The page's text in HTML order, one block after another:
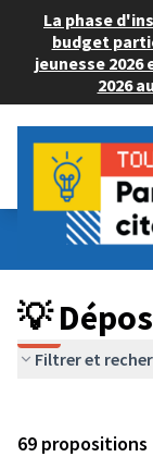
La phase
budget
jeunesse 2026
2026
Budget
💡 Déposer un
💡
Filtrer et
69 propositions